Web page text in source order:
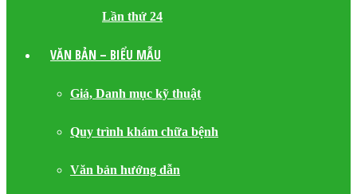
Lần thứ 24
VĂN BẢN – BIỂU MẪU
Giá, Danh mục kỹ thuật
Quy trình khám chữa bệnh
Văn bản hướng dẫn